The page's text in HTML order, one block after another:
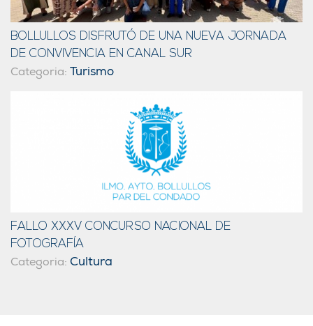
BOLLULLOS DISFRUTÓ DE UNA NUEVA JORNADA
DE CONVIVENCIA EN CANAL SUR
Categoria: Turismo
FALLO XXXV CONCURSO NACIONAL DE
FOTOGRAFÍA
Categoria: Cultura